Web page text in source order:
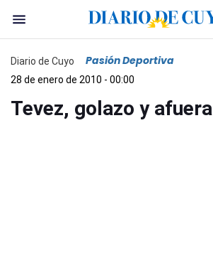
Diario de Cuyo Pasión Deportiva
28 de enero de 2010 - 00:00
Tevez, golazo y afuera